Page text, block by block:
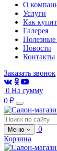
О
Услуги
Как
Галерея
Полезные
Новости
Контакты
Заказать звонок
0 На сумму
0 ₽
Меню
0
Корзина